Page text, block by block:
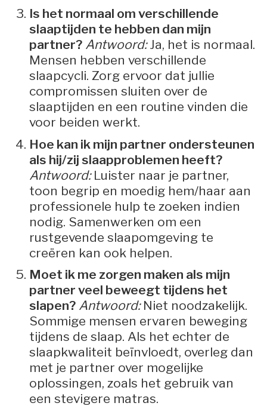
Is het normaal om verschillende
slaaptijden te hebben dan mijn
partner? Antwoord:Ja, het is normaal.
Mensen hebben verschillende
slaapcycli. Zorg ervoor dat jullie
compromissen sluiten over de
slaaptijden en een routine vinden die
voor beiden werkt.
Hoe kan ik mijn partner ondersteunen
als hij/zij slaapproblemen heeft?
Antwoord:Luister naar je partner,
toon begrip en moedig hem/haar aan
professionele hulp te zoeken indien
nodig. Samenwerken om een
rustgevende slaapomgeving te
creëren kan ook helpen.
Moet ik me zorgen maken als mijn
partner veel beweegt tijdens het
slapen? Antwoord:Niet noodzakelijk.
Sommige mensen ervaren beweging
tijdens de slaap. Als het echter de
slaapkwaliteit beïnvloedt, overleg dan
met je partner over mogelijke
oplossingen, zoals het gebruik van
een stevigere matras.